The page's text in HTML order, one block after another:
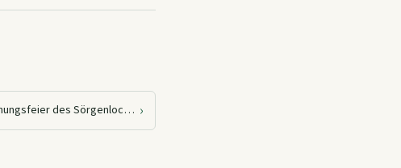
Zauberhafter Auftakt: Eröffnungsfeier des Sörgenlocher Wichtelwegs begeistert Groß und Klein ›